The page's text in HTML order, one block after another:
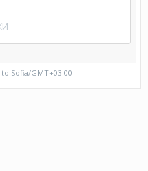
Sofia/GMT+03:00